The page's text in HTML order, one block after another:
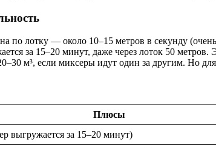
по лотку — около 10–15 метров в секунду
за 15–20 минут, даже через лоток 50 метров.
м³, если миксеры идут один за другим. Но
Плюсы
выгружается за 15–20 минут)